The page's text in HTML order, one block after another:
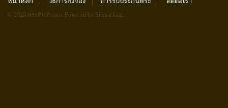
© 2025 พระดีแท้.com. Powered by Sitepackage.